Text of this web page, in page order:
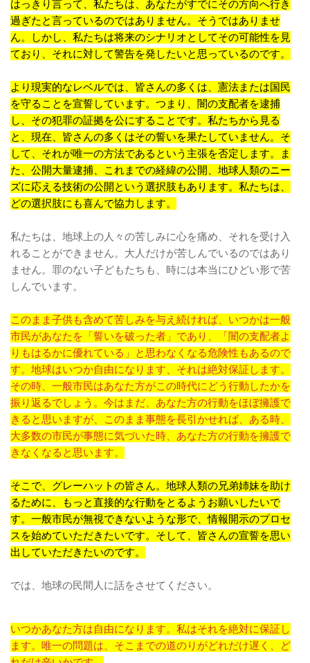
はっきり言って、私たちは、あなたがすでにその方向へ行き
過ぎたと言っているのではありません。そうではありませ
ん。しかし、私たちは将来のシナリオとしてその可能性を見
ており、それに対して警告を発したいと思っているのです。
より現実的なレベルでは、皆さんの多くは、憲法または国民
を守ることを宣誓しています。つまり、闇の支配者を逮捕
し、その犯罪の証拠を公にすることです。私たちから見る
と、現在、皆さんの多くはその誓いを果たしていません。そ
して、それが唯一の方法であるという主張を否定します。ま
た、公開大量逮捕、これまでの経緯の公開、地球人類のニー
ズに応える技術の公開という選択肢もあります。私たちは、
どの選択肢にも喜んで協力します。
私たちは、地球上の人々の苦しみに心を痛め、それを受け入
れることができません。大人だけが苦しんでいるのではあり
ません。罪のない子どもたちも、時には本当にひどい形で苦
しんでいます。
このまま子供も含めて苦しみを与え続ければ、いつかは一般
市民があなたを「誓いを破った者」であり、「闇の支配者よ
りもはるかに優れている」と思わなくなる危険性もあるので
す。地球はいつか自由になります、それは絶対保証します。
その時、一般市民はあなた方がこの時代にどう行動したかを
振り返るでしょう。今はまだ、あなた方の行動をほぼ擁護で
きると思いますが、このまま事態を長引かせれば、ある時、
大多数の市民が事態に気づいた時、あなた方の行動を擁護で
きなくなると思います。
そこで、グレーハットの皆さん。地球人類の兄弟姉妹を助け
るために、もっと直接的な行動をとるようお願いしたいで
す。一般市民が無視できないような形で、情報開示のプロセ
スを始めていただきたいです。そして、皆さんの宣誓を思い
出していただきたいのです。
では、地球の民間人に話をさせてください。
いつかあなた方は自由になります。私はそれを絶対に保証し
ます。唯一の問題は、そこまでの道のりがどれだけ遅く、ど